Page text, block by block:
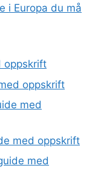
i Europa du må
oppskrift
oppskrift
med
med oppskrift
med